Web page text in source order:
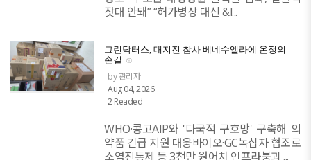
잣대 안돼” “허가병상 대신 &l...
그린닥터스, 대지진 참사 베네수엘라에 온정의
손길
by 관리자
Aug 04, 2026
2 Readed
WHO·콩고AIP와 '다국적 구호망' 구축해 의
약품 긴급 지원 대웅바이오·GC녹십자 협조로
소염진통제 등 3천만 원어치 인프라붕괴 ...